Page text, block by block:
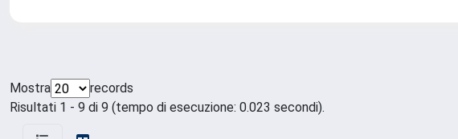
Mostra
records
Risultati 1 - 9 di 9 (tempo di esecuzione: 0.023 secondi).